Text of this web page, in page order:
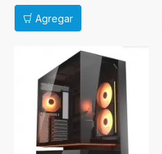
Agregar